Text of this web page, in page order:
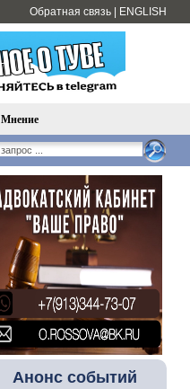
Обратная связь ENGLISH
Мнение
Анонс событий